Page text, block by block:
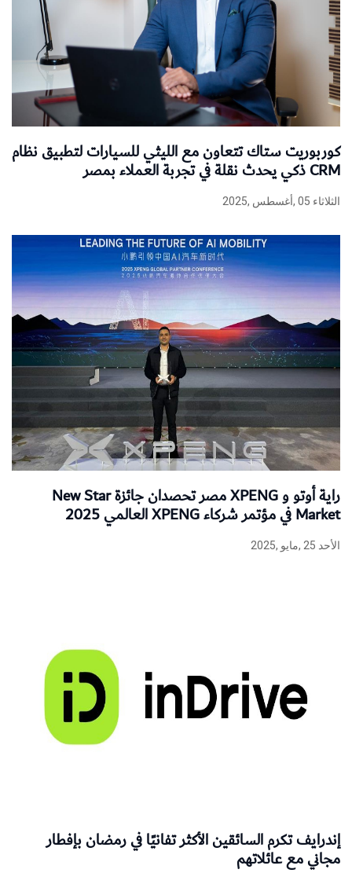
كوربوريت ستاك تتعاون مع الليثي للسيارات لتطبيق نظام
CRM ذكي يحدث نقلة في تجربة العملاء بمصر
الثلاثاء 05 ,أغسطس ,2025
راية أوتو و XPENG مصر تحصدان جائزة New Star
Market في مؤتمر شركاء XPENG العالمي 2025
الأحد 25 ,مايو ,2025
إندرايف تكرم السائقين الأكثر تفانيًا في رمضان بإفطار
مجاني مع عائلاتهم